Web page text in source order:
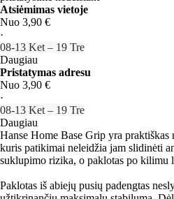
Atsiėmimas vietoje
Nuo 3,90 €
·
08‑13 Ket – 19 Tre
Daugiau
Pristatymas adresu
Nuo 3,90 €
·
08‑13 Ket – 19 Tre
Daugiau
Hanse Home Base Grip yra
kuris patikimai neleidžia jam slidinėti
suklupimo rizika, o paklotas po kilimu
Paklotas iš abiejų pusių padengtas